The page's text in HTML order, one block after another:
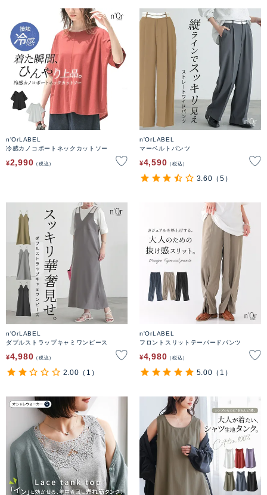
n'OrLABEL
冷感カノコボートネックカットソー
¥2,990 税込
n'OrLABEL
マーベルトパンツ
¥4,590 税込
3.60 （5）
n'OrLABEL
ダブルストラップキャミワンピース
¥4,980 税込
2.00 （1）
n'OrLABEL
フロントスリットテーパードパンツ
¥4,980 税込
5.00 （1）